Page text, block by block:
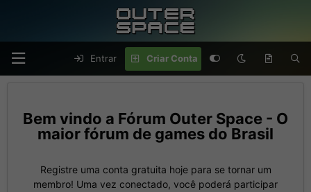
Entrar Criar Conta
Fórum Outer Space - O
maior fórum de games do Brasil
Registre uma conta gratuita hoje para se tornar um
membro! Uma vez conectado, você poderá participar